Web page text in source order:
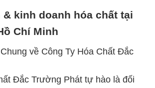
& kinh doanh hóa chất tại
Chí Minh
về Công Ty Hóa Chất Đắc
Đắc Trường Phát tự hào là đối